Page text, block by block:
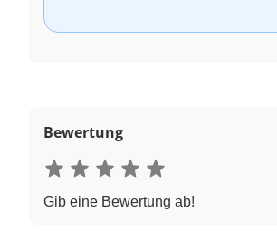
Bewertung
Gib eine Bewertung ab!